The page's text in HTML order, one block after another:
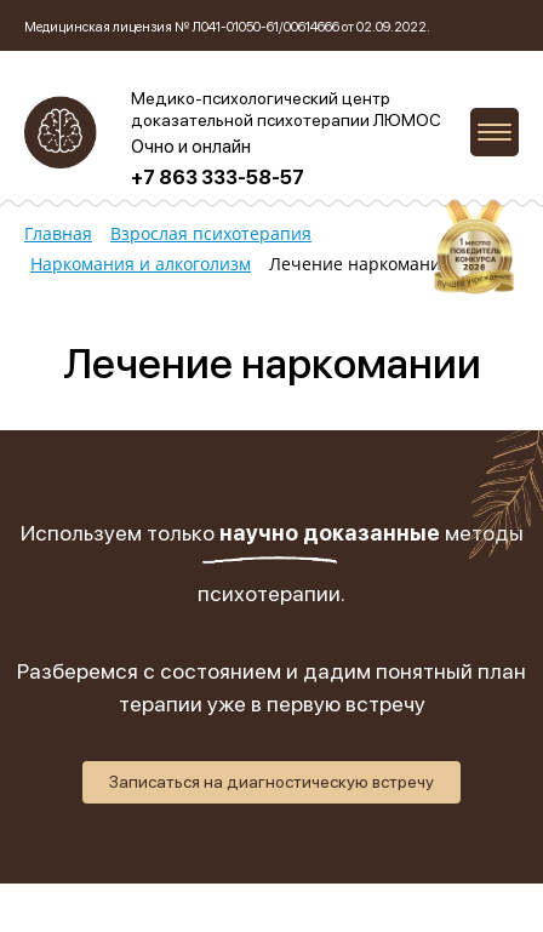
Медицинская лицензия № Л041-01050-61/00614666 от 02.09.2022.
Медико-психологический центр
доказательной психотерапии ЛЮМОС
Очно и онлайн
+7 863 333-58-57
Главная
Взрослая психотерапия
Наркомания и алкоголизм
Лечение наркомании
Лечение наркомании
Используем только научно доказанные методы
психотерапии.
Разберемся с состоянием и дадим понятный план
терапии уже в первую встречу
Записаться на диагностическую встречу